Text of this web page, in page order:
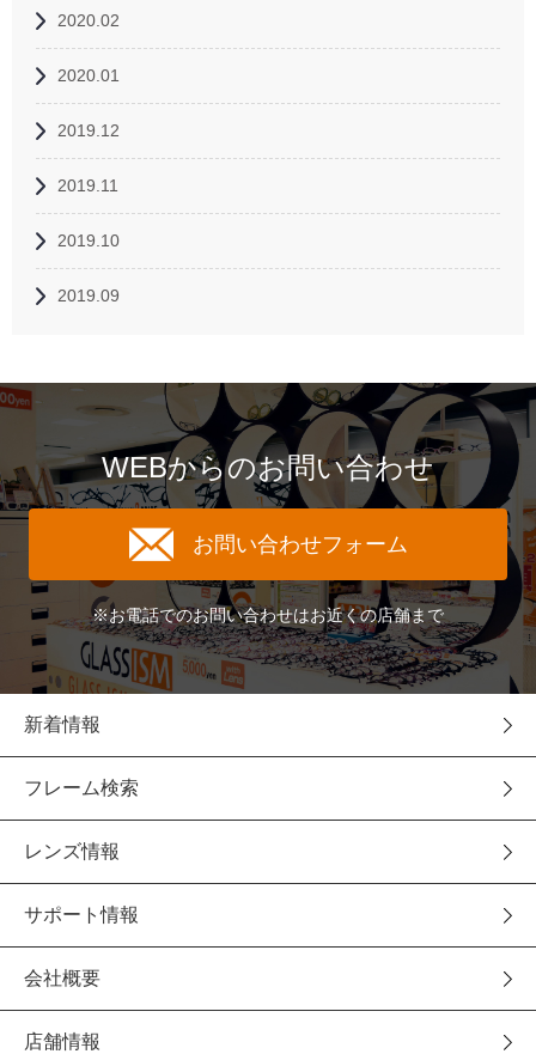
2020.02
2020.01
2019.12
2019.11
2019.10
2019.09
WEBからのお問い合わせ
お問い合わせフォーム
※お電話でのお問い合わせはお近くの店舗まで
新着情報
フレーム検索
レンズ情報
サポート情報
会社概要
店舗情報